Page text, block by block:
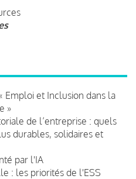
Emploi et Inclusion dans la
»
de l’entreprise : quels
durables, solidaires et
par l'IA
: les priorités de l'ESS